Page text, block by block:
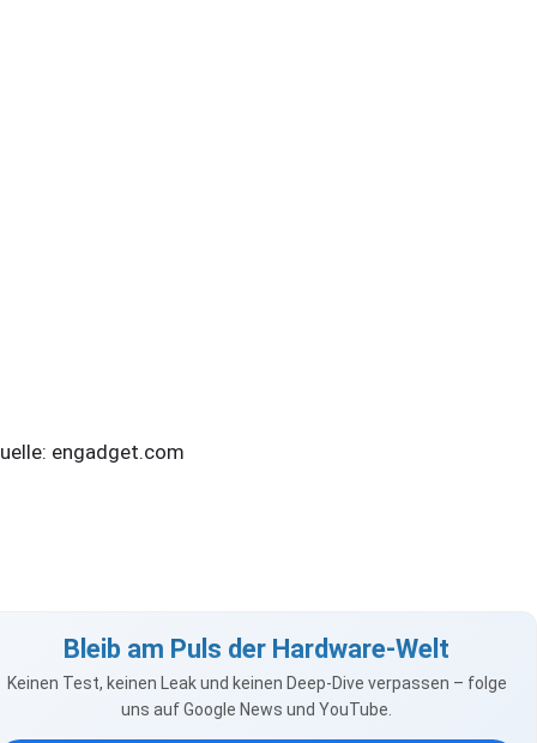
engadget.com
Bleib am Puls der Hardware-Welt
Keinen Test, keinen Leak und keinen Deep-Dive verpassen – folge
uns auf Google News und YouTube.